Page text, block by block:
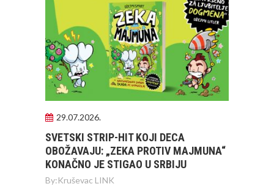
29.07.2026.
SVETSKI STRIP-HIT KOJI DECA
OBOŽAVAJU: „ZEKA PROTIV MAJMUNA“
KONAČNO JE STIGAO U SRBIJU
By:Kruševac LINK